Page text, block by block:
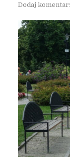
Dodaj